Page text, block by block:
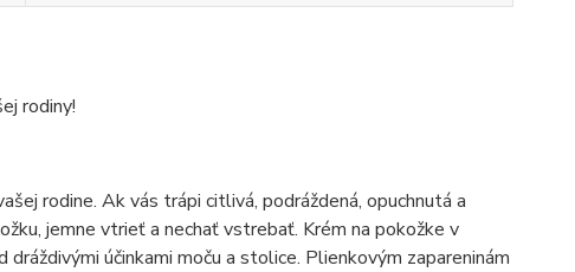
rodiny!
rodine. Ak vás trápi citlivá, podráždená, opuchnutá a
jemne vtrieť a nechať vstrebať. Krém na pokožke v
účinkami moču a stolice. Plienkovým zapareninám